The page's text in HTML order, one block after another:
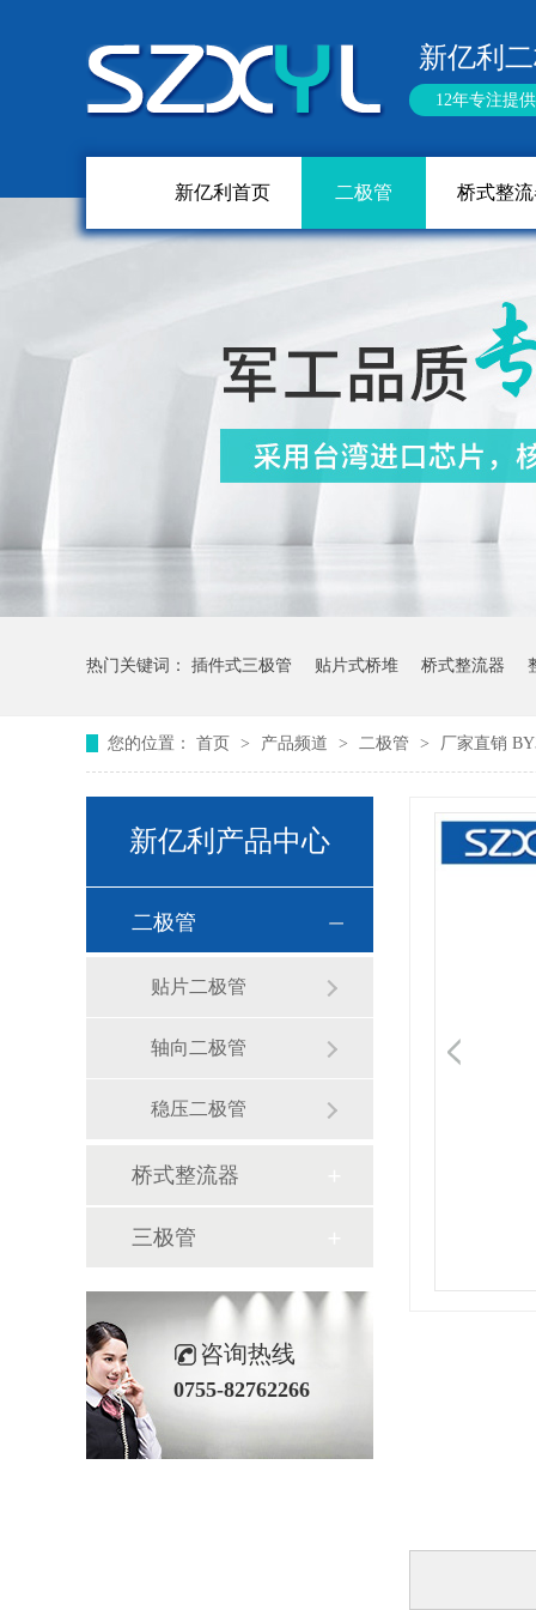
新亿利
12年专注提
新亿利首页 二极管 桥式整
热门关键词： 插件式三极管 贴片式桥堆 桥式整流器
您的位置： 首页 > 产品频道 > 二极管 > 厂家直销
新亿利产品中心
二极管
贴片二极管
轴向二极管
稳压二极管
桥式整流器
三极管
咨询热线
0755-82762266